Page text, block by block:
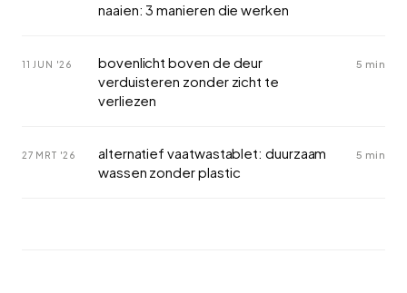
naaien: 3 manieren die werken
11 JUN '26
bovenlicht boven de deur
verduisteren zonder zicht te
verliezen
5 min
27 MRT '26
alternatief vaatwastablet: duurzaam
wassen zonder plastic
5 min